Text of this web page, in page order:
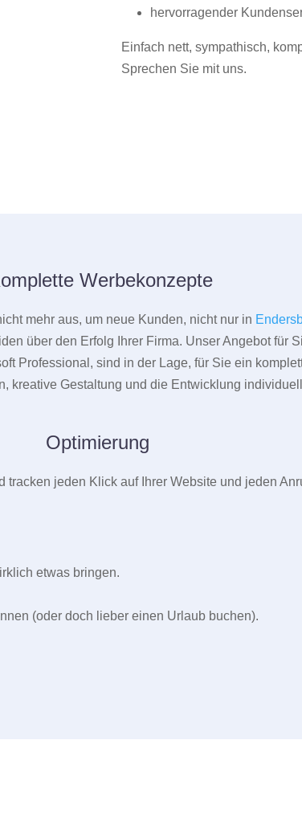
hervorragender
Einfach nett, sympathisch,
Sprechen Sie mit uns.
Werbekonzepte
mehr aus, um neue Kunden, nicht nur in
über den Erfolg Ihrer Firma. Unser Angebot für
Professional, sind in der Lage, für Sie ein
kreative Gestaltung und die Entwicklung
Optimierung
tracken jeden Klick auf Ihrer Website und jeden
etwas bringen.
(oder doch lieber einen Urlaub buchen).